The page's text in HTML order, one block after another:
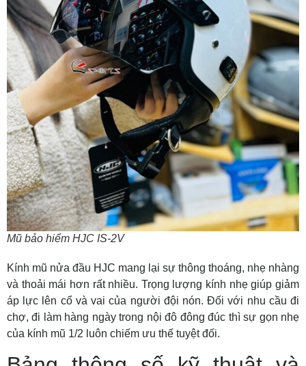
Mũ bảo hiểm HJC IS-2V
Kính mũ nửa đầu HJC mang lại sự thông thoáng, nhẹ nhàng
và thoải mái hơn rất nhiều. Trọng lượng kính nhẹ giúp giảm
áp lực lên cổ và vai của người đội nón. Đối với nhu cầu đi
chợ, đi làm hàng ngày trong nội đô đông đúc thì sự gọn nhẹ
của kính mũ 1/2 luôn chiếm ưu thế tuyệt đối.